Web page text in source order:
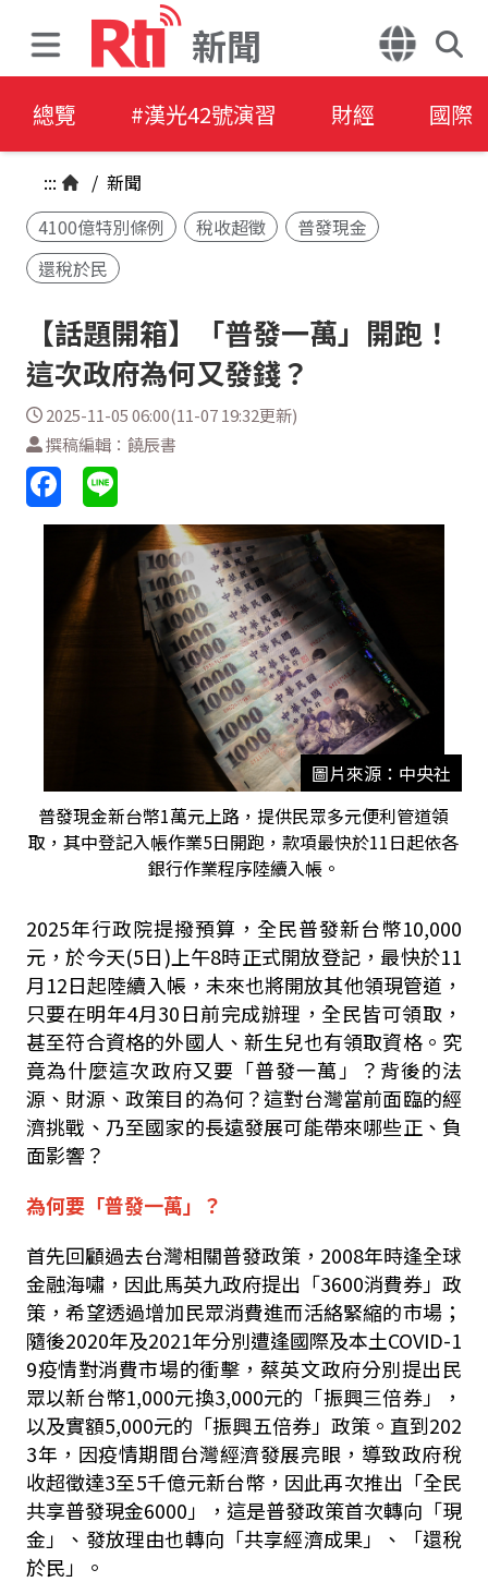
新聞
總覽 #漢光42號演習 財經 國際
::: / 新聞
4100億特別條例
稅收超徵
普發現金
還稅於民
【話題開箱】「普發一萬」開跑！
這次政府為何又發錢？
2025-11-05 06:00(11-07 19:32更新)
撰稿編輯：饒辰書
圖片來源：中央社
普發現金新台幣1萬元上路，提供民眾多元便利管道領
取，其中登記入帳作業5日開跑，款項最快於11日起依各
銀行作業程序陸續入帳。
2025年行政院提撥預算，全民普發新台幣10,000
元，於今天(5日)上午8時正式開放登記，最快於11
月12日起陸續入帳，未來也將開放其他領現管道，
只要在明年4月30日前完成辦理，全民皆可領取，
甚至符合資格的外國人、新生兒也有領取資格。究
竟為什麼這次政府又要「普發一萬」？背後的法
源、財源、政策目的為何？這對台灣當前面臨的經
濟挑戰、乃至國家的長遠發展可能帶來哪些正、負
面影響？
為何要「普發一萬」？
首先回顧過去台灣相關普發政策，2008年時逢全球
金融海嘯，因此馬英九政府提出「3600消費券」政
策，希望透過增加民眾消費進而活絡緊縮的市場；
隨後2020年及2021年分別遭逢國際及本土COVID-1
9疫情對消費市場的衝擊，蔡英文政府分別提出民
眾以新台幣1,000元換3,000元的「振興三倍券」，
以及實額5,000元的「振興五倍券」政策。直到202
3年，因疫情期間台灣經濟發展亮眼，導致政府稅
收超徵達3至5千億元新台幣，因此再次推出「全民
共享普發現金6000」，這是普發政策首次轉向「現
金」、發放理由也轉向「共享經濟成果」、「還稅
於民」。